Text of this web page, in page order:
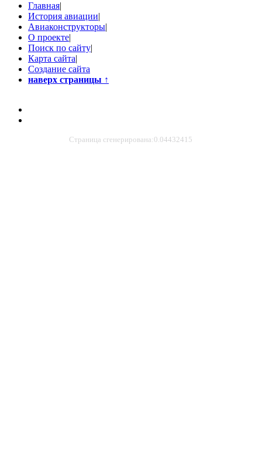
Главная|
История авиации|
Авиаконструкторы|
О проекте|
Поиск по сайту|
Карта сайта|
Создание сайта
наверх страницы ↑
Страница сгенерирована:0.04432415